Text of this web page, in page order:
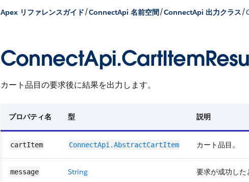
Apex リファレンスガイド/ConnectApi 名前空間/ConnectApi 出力クラス/
カート品目の要求後に結果を出力します。
プロパティ名 型 説明
cartItem ConnectApi.​AbstractCartItem カート品目。
message String 要求が成功した